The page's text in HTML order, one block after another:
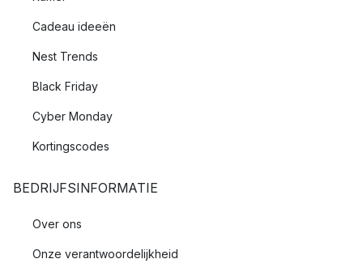
Cadeau ideeën
Nest Trends
Black Friday
Cyber Monday
Kortingscodes
BEDRIJFSINFORMATIE
Over ons
Onze verantwoordelijkheid